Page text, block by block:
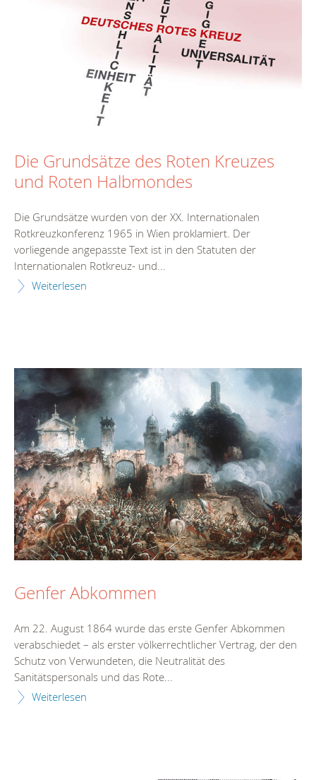
Die Grundsätze des Roten Kreuzes
und Roten Halbmondes
Die Grundsätze wurden von der XX. Internationalen
Rotkreuzkonferenz 1965 in Wien proklamiert. Der
vorliegende angepasste Text ist in den Statuten der
Internationalen Rotkreuz- und...
Weiterlesen
Genfer Abkommen
Am 22. August 1864 wurde das erste Genfer Abkommen
verabschiedet – als erster völkerrechtlicher Vertrag, der den
Schutz von Verwundeten, die Neutralität des
Sanitätspersonals und das Rote...
Weiterlesen